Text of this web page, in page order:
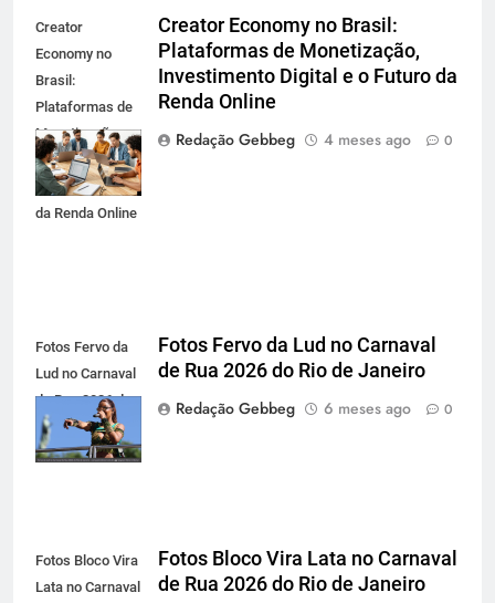
Creator
Economy no
Brasil:
Plataformas de
Monetização,
Investimento
Digital e o Futuro
da Renda Online
Creator Economy no Brasil:
Plataformas de Monetização,
Investimento Digital e o Futuro da
Renda Online
Redação Gebbeg
4 meses ago 0
Fotos Fervo da
Lud no Carnaval
de Rua 2026 do
Rio de Janeiro
Fotos Fervo da Lud no Carnaval
de Rua 2026 do Rio de Janeiro
Redação Gebbeg
6 meses ago 0
Fotos Bloco Vira
Lata no Carnaval
Fotos Bloco Vira Lata no Carnaval
de Rua 2026 do Rio de Janeiro